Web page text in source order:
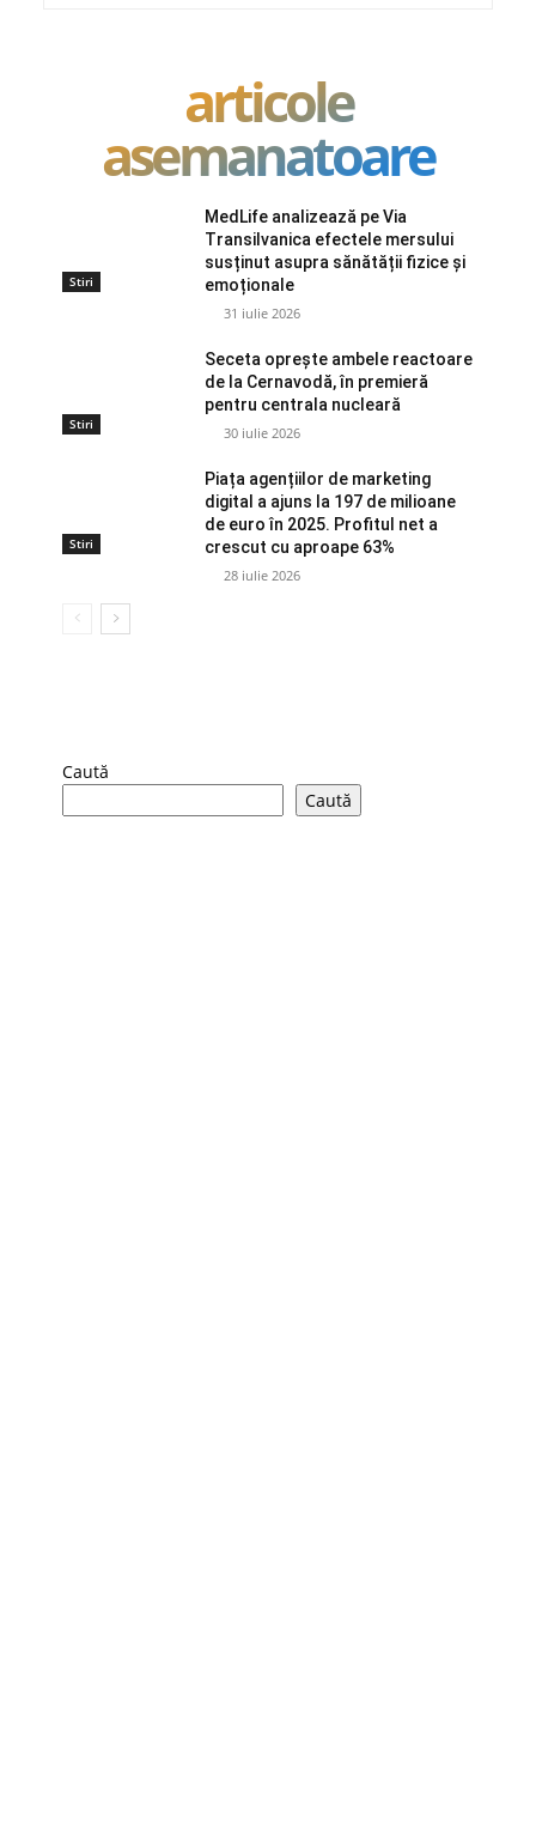
articole
asemanatoare
Stiri
MedLife analizează pe Via
Transilvanica efectele mersului
susținut asupra sănătății fizice și
emoționale
31 iulie 2026
Stiri
Seceta oprește ambele reactoare
de la Cernavodă, în premieră
pentru centrala nucleară
30 iulie 2026
Stiri
Piața agențiilor de marketing
digital a ajuns la 197 de milioane
de euro în 2025. Profitul net a
crescut cu aproape 63%
28 iulie 2026
Caută
Caută